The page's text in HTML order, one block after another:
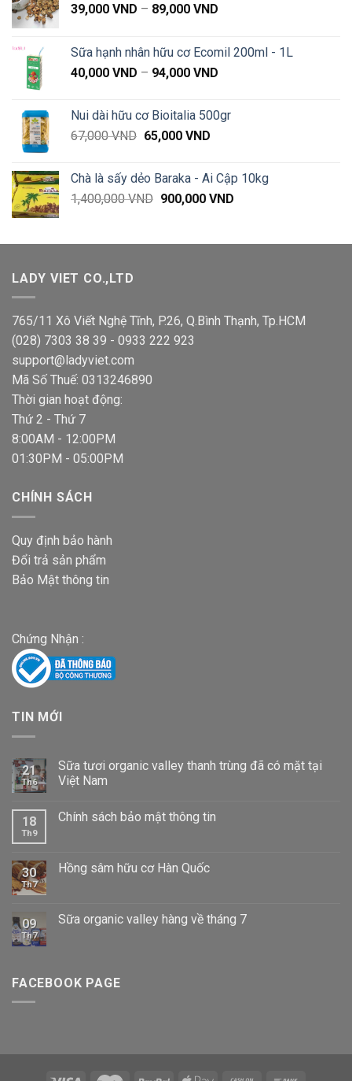
39,000 VND – 89,000 VND
39,000 VND
Sữa hạnh nhân hữu cơ Ecomil 200ml - 1L
40,000 VND – 94,000 VND
40,000 VND
Nui dài hữu cơ Bioitalia 500gr
67,000VND Giá
67,000 VND.
65,000 VNDGiá
là:
65,000 VND.
Chà là sấy dẻo Baraka - Ai Cập 10kg
1,400,000VND Giá
1,400,000 VND.
900,000 VNDGiá
là:
LADY VIET CO.,LTD
765/11 Xô Viết Nghệ Tĩnh, P.26, Q.Bình Thạnh, Tp.HCM
(028) 7303 38 39 - 0933 222 923
support@ladyviet.com
Mã Số Thuế: 0313246890
Thời gian hoạt động:
Thứ 2 - Thứ 7
8:00AM - 12:00PM
01:30PM - 05:00PM
CHÍNH SÁCH
Quy định bảo hành
Đổi trả sản phẩm
Bảo Mật thông tin
Chứng Nhận :
TIN MỚI
21
Th6
Sữa tươi organic valley thanh trùng đã có mặt tại
Việt Nam
18
Th9
Chính sách bảo mật thông tin
30
Th7
Hồng sâm hữu cơ Hàn Quốc
09
Th7
Sữa organic valley hàng về tháng 7
FACEBOOK PAGE